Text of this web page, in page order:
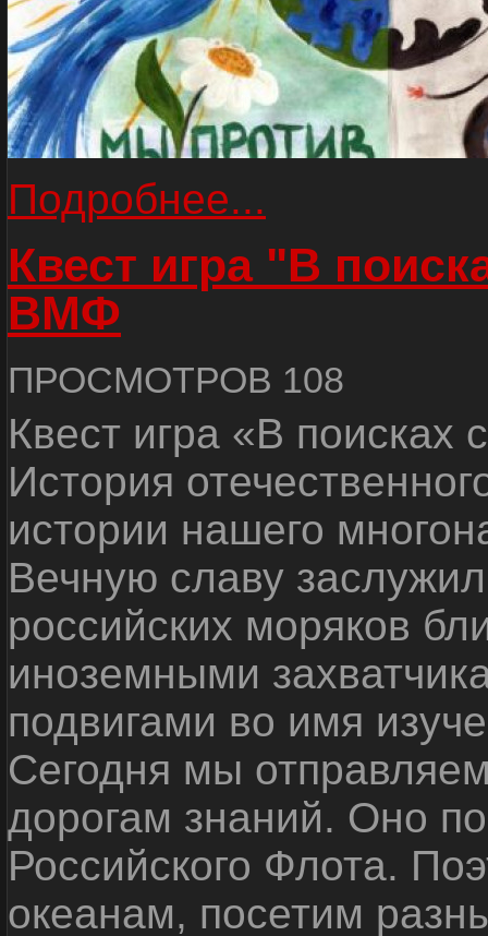
Подробнее...
Квест игра "В
ВМФ
ПРОСМОТРОВ 108
Квест игра «В
История
истории нашего
Вечную славу
российских моряков
иноземными
подвигами во имя
Сегодня мы
дорогам знаний. Оно
Российского Флота.
океанам, посетим